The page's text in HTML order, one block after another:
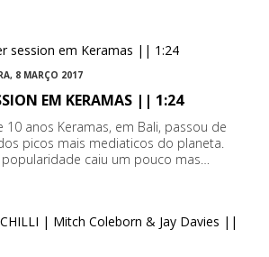
8 MARÇO 2017
EM KERAMAS || 1:24
10 anos Keramas, em Bali, passou de
picos mais mediaticos do planeta.
caiu um pouco mas…